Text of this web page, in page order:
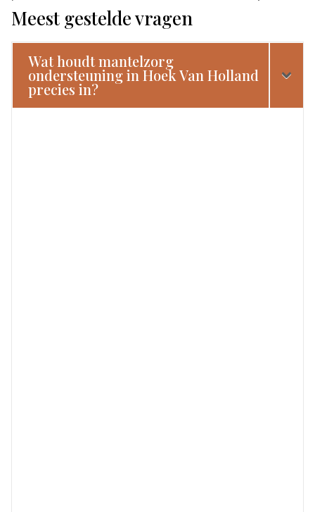
Meest gestelde vragen
Wat houdt mantelzorg
ondersteuning in Hoek Van Holland
precies in?